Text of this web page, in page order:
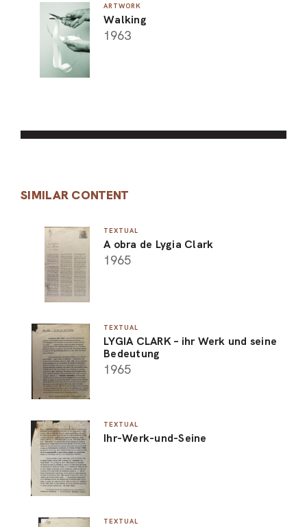
ARTWORK
Walking
1963
SIMILAR CONTENT
TEXTUAL
A obra de Lygia Clark
1965
TEXTUAL
LYGIA CLARK – ihr Werk und seine
Bedeutung
1965
TEXTUAL
Ihr-Werk-und-Seine
TEXTUAL